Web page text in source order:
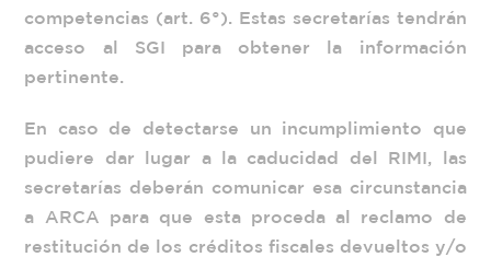
competencias (art. 6°). Estas secretarías tendrán
acceso al SGI para obtener la información
pertinente.
En caso de detectarse un incumplimiento que
pudiere dar lugar a la caducidad del RIMI, las
secretarías deberán comunicar esa circunstancia
a ARCA para que esta proceda al reclamo de
restitución de los créditos fiscales devueltos y/o